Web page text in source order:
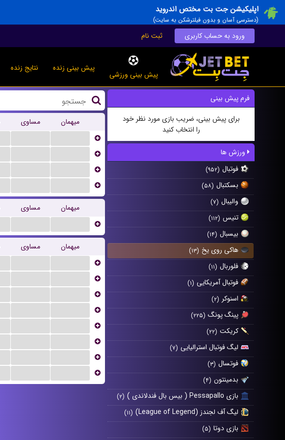
اپلیکیشن جت بت مختص اندروید
(دسترسی آسان و بدون فیلترشکن به سایت)
ورود به حساب کاربری ثبت نام
پیش بینی ورزشی
پیش بینی زنده نتایج زنده
فرم پیش بینی
برای پیش بینی، ضریب بازی مورد نظر خود
را انتخاب کنید
ورزش ها
فوتبال (۹۵۲)
بسکتبال (۵۸)
والیبال (۷)
تنیس (۱۱۲)
بیسبال (۱۴)
هاکی روی یخ (۱۳)
فلوربال (۱۱)
فوتبال آمریکایی (۱)
اسنوکر (۲)
پینگ پونگ (۲۲۵)
کریکت (۲۲)
لیگ فوتبال استرالیایی (۷)
فوتسال (۳)
بدمینتون (۴)
بازی Pessapallo ( بیس بال فندلاندی ) (۲)
لیگ آف لجندز (League of Legend) (۱۱)
بازی دوتا (۵)
مساوی
میهمان
مساوی
میهمان
مساوی
میهمان